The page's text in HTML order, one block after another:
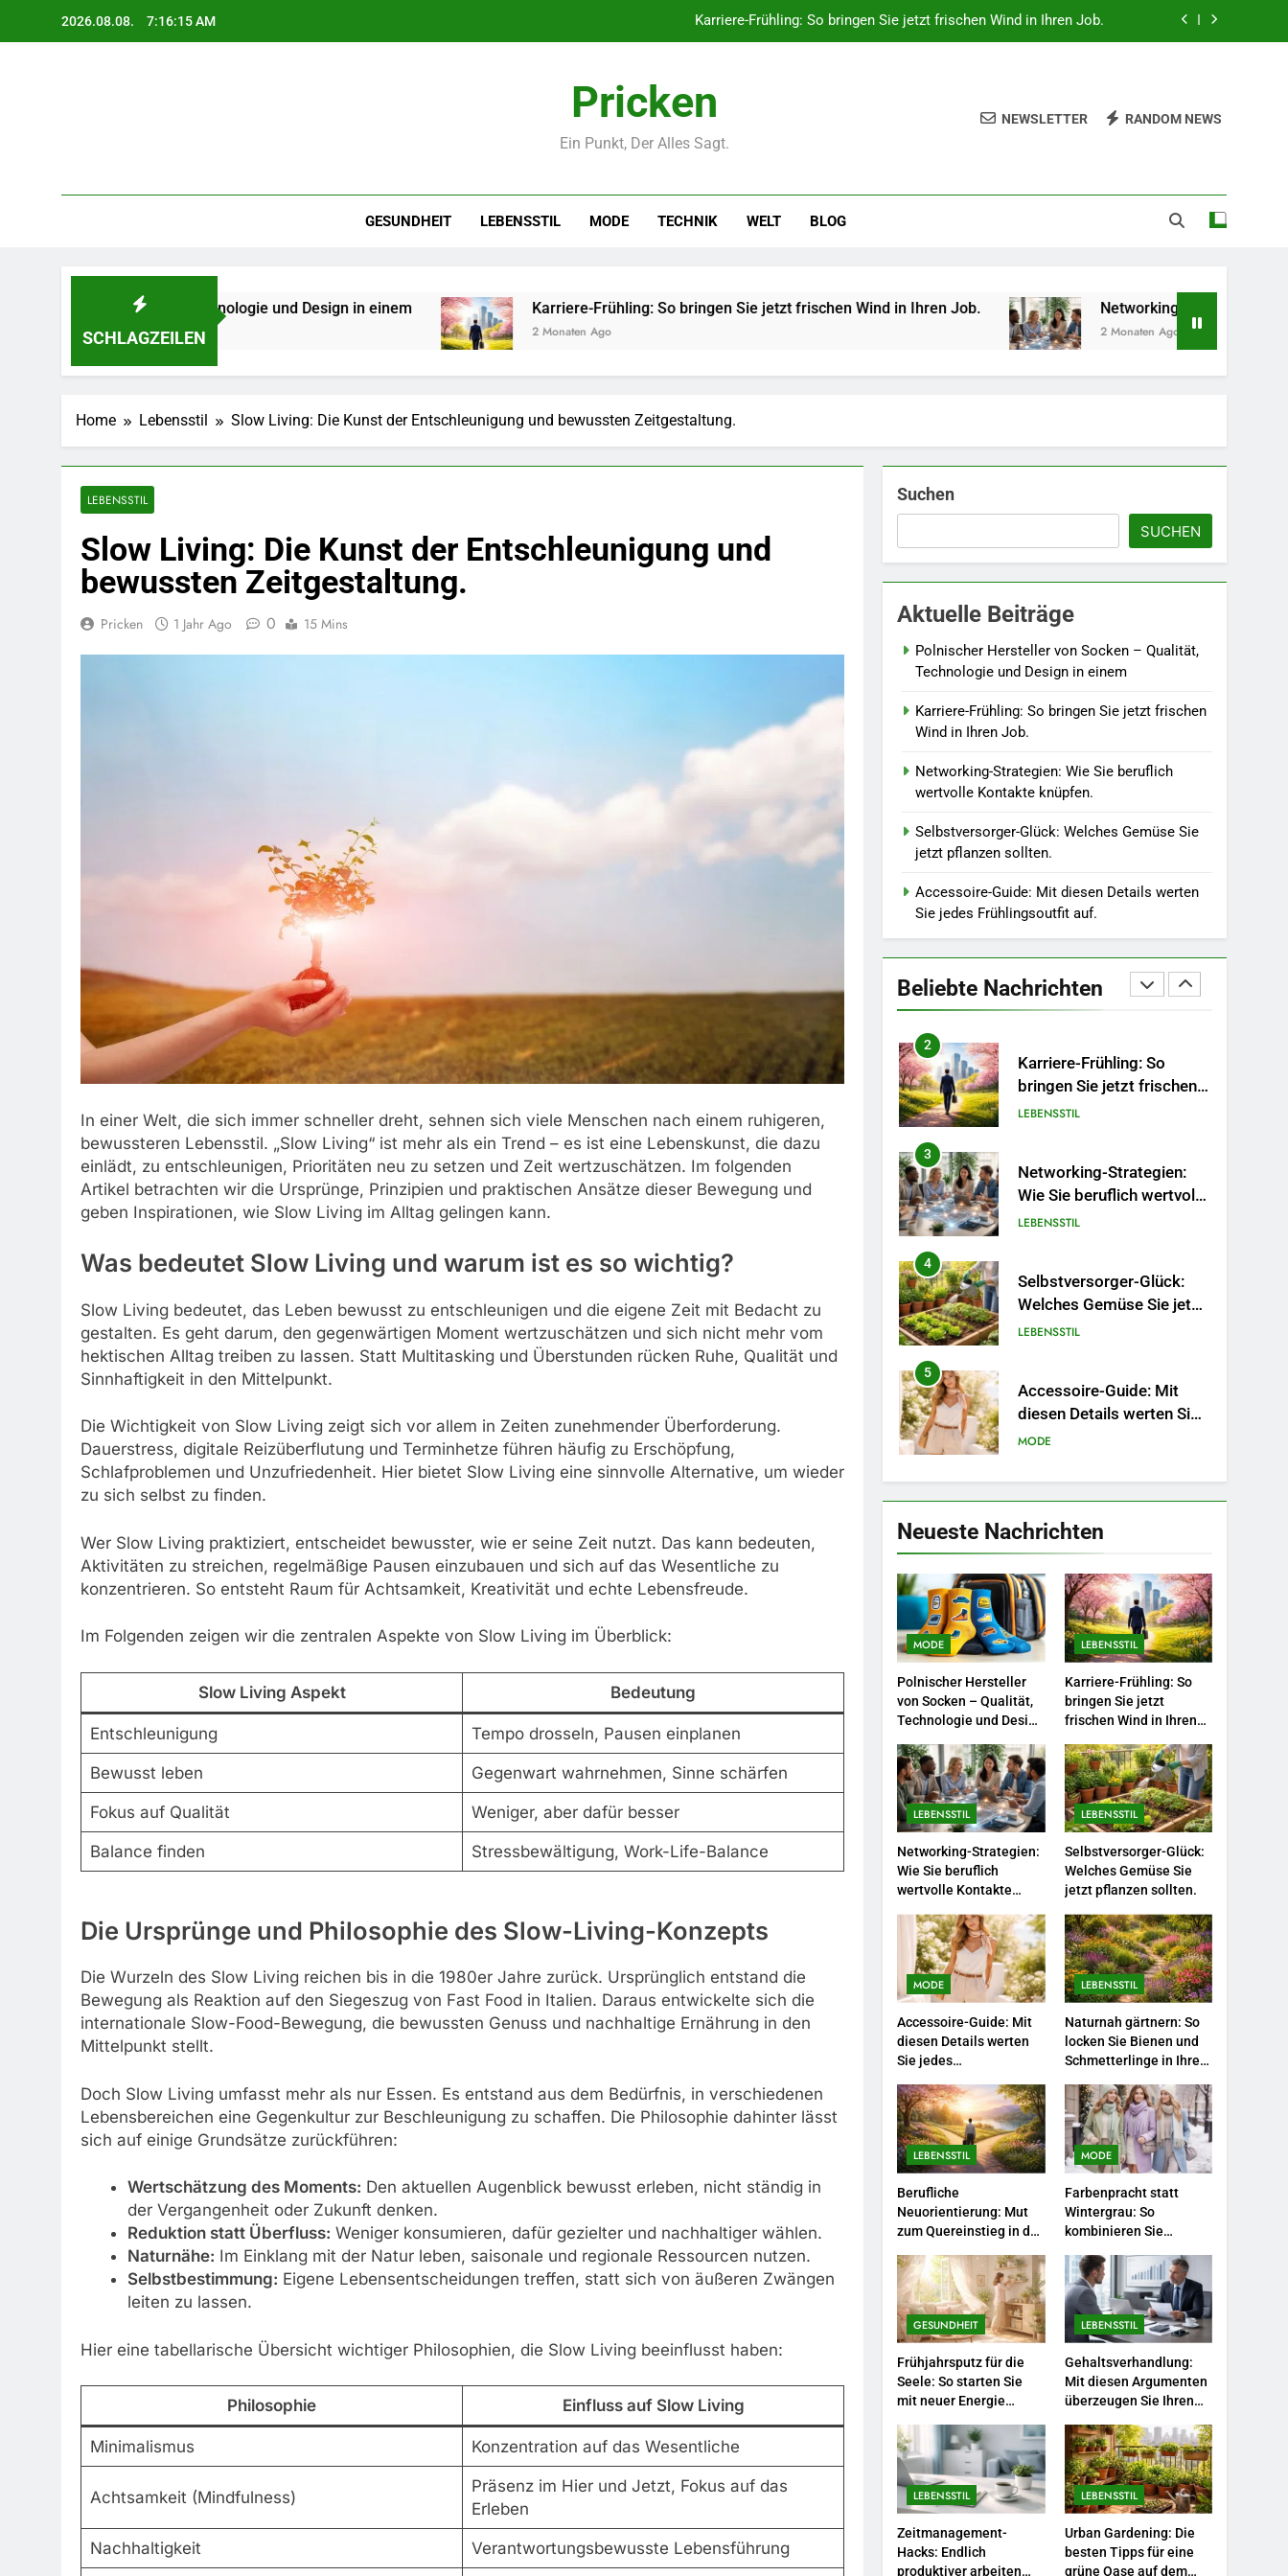
2026.08.08. 7:16:17 AM Karriere-Frühling: So bringen Sie jetzt frischen Wind in Ihren Job.
Selbstversorger-Glück: Welches Gemüse Sie jetzt pflanzen sollten.
Polnischer Hersteller von Socken – Qualität, Technologie und Design in einem
Networking-Strategien: Wie Sie beruflich wertvolle Kontakte knüpfen.
Pricken
Ein Punkt, Der Alles Sagt.
NEWSLETTER RANDOM NEWS
GESUNDHEIT LEBENSSTIL MODE TECHNIK WELT BLOG
SCHLAGZEILEN
Technologie und Design in einem Karriere-Frühling: So bringen Sie jetzt frischen Wind in Ihren Job.
2 Monaten Ago
Networking-Strategien: Wie Sie beruflich
2 Monaten Ago
Home Lebensstil Slow Living: Die Kunst der Entschleunigung und bewussten Zeitgestaltung.
LEBENSSTIL
Slow Living: Die Kunst der Entschleunigung und
bewussten Zeitgestaltung.
Pricken 1 Jahr Ago 0 15 Mins
In einer Welt, die sich immer schneller dreht, sehnen sich viele Menschen nach einem ruhigeren,
bewussteren Lebensstil. „Slow Living“ ist mehr als ein Trend – es ist eine Lebenskunst, die dazu
einlädt, zu entschleunigen, Prioritäten neu zu setzen und Zeit wertzuschätzen. Im folgenden
Artikel betrachten wir die Ursprünge, Prinzipien und praktischen Ansätze dieser Bewegung und
geben Inspirationen, wie Slow Living im Alltag gelingen kann.
Was bedeutet Slow Living und warum ist es so wichtig?
Slow Living bedeutet, das Leben bewusst zu entschleunigen und die eigene Zeit mit Bedacht zu
gestalten. Es geht darum, den gegenwärtigen Moment wertzuschätzen und sich nicht mehr vom
hektischen Alltag treiben zu lassen. Statt Multitasking und Überstunden rücken Ruhe, Qualität und
Sinnhaftigkeit in den Mittelpunkt.
Die Wichtigkeit von Slow Living zeigt sich vor allem in Zeiten zunehmender Überforderung.
Dauerstress, digitale Reizüberflutung und Terminhetze führen häufig zu Erschöpfung,
Schlafproblemen und Unzufriedenheit. Hier bietet Slow Living eine sinnvolle Alternative, um wieder
zu sich selbst zu finden.
Wer Slow Living praktiziert, entscheidet bewusster, wie er seine Zeit nutzt. Das kann bedeuten,
Aktivitäten zu streichen, regelmäßige Pausen einzubauen und sich auf das Wesentliche zu
konzentrieren. So entsteht Raum für Achtsamkeit, Kreativität und echte Lebensfreude.
Im Folgenden zeigen wir die zentralen Aspekte von Slow Living im Überblick:
Slow Living Aspekt Bedeutung
Entschleunigung Tempo drosseln, Pausen einplanen
Bewusst leben Gegenwart wahrnehmen, Sinne schärfen
Fokus auf Qualität Weniger, aber dafür besser
Balance finden Stressbewältigung, Work-Life-Balance
Die Ursprünge und Philosophie des Slow-Living-Konzepts
Die Wurzeln des Slow Living reichen bis in die 1980er Jahre zurück. Ursprünglich entstand die
Bewegung als Reaktion auf den Siegeszug von Fast Food in Italien. Daraus entwickelte sich die
internationale Slow-Food-Bewegung, die bewussten Genuss und nachhaltige Ernährung in den
Mittelpunkt stellt.
Doch Slow Living umfasst mehr als nur Essen. Es entstand aus dem Bedürfnis, in verschiedenen
Lebensbereichen eine Gegenkultur zur Beschleunigung zu schaffen. Die Philosophie dahinter lässt
sich auf einige Grundsätze zurückführen:
Wertschätzung des Moments: Den aktuellen Augenblick bewusst erleben, nicht ständig in
der Vergangenheit oder Zukunft denken.
Reduktion statt Überfluss: Weniger konsumieren, dafür gezielter und nachhaltiger wählen.
Naturnähe: Im Einklang mit der Natur leben, saisonale und regionale Ressourcen nutzen.
Selbstbestimmung: Eigene Lebensentscheidungen treffen, statt sich von äußeren Zwängen
leiten zu lassen.
Hier eine tabellarische Übersicht wichtiger Philosophien, die Slow Living beeinflusst haben:
Philosophie Einfluss auf Slow Living
Minimalismus Konzentration auf das Wesentliche
Achtsamkeit (Mindfulness)
Präsenz im Hier und Jetzt, Fokus auf das
Erleben
Nachhaltigkeit Verantwortungsbewusste Lebensführung
Suchen
SUCHEN
Aktuelle Beiträge
Polnischer Hersteller von Socken – Qualität,
Technologie und Design in einem
Karriere-Frühling: So bringen Sie jetzt frischen
Wind in Ihren Job.
Networking-Strategien: Wie Sie beruflich
wertvolle Kontakte knüpfen.
Selbstversorger-Glück: Welches Gemüse Sie
jetzt pflanzen sollten.
Accessoire-Guide: Mit diesen Details werten
Sie jedes Frühlingsoutfit auf.
Beliebte Nachrichten
5
Accessoire-Guide: Mit
diesen Details werten Sie
jedes Frühlingsoutfit auf.
MODE
6
Naturnah gärtnern: So
locken Sie Bienen und
Schmetterlinge in Ihren
LEBENSSTIL
7
Berufliche
Quereinstieg in der neuen
Saison.
LEBENSSTIL
8
Farbenpracht statt
kombinieren Sie
Pastelltöne in diesem
Jahr.
MODE
1
Polnischer Hersteller von
Socken – Qualität,
Technologie und Design in
2
Karriere-Frühling: So
bringen Sie jetzt frischen
Wind in Ihren Job.
LEBENSSTIL
3
Networking-Strategien:
Wie Sie beruflich wertvolle
Kontakte knüpfen.
LEBENSSTIL
4
Selbstversorger-Glück:
Welches Gemüse Sie jetzt
pflanzen sollten.
LEBENSSTIL
5
Accessoire-Guide: Mit
diesen Details werten Sie
jedes Frühlingsoutfit auf.
MODE
6
Naturnah gärtnern: So
locken Sie Bienen und
LEBENSSTIL
7
Berufliche
Neuorientierung: Mut zum
Quereinstieg in der neuen
Saison.
LEBENSSTIL
8
Farbenpracht statt
Wintergrau: So
kombinieren Sie
Pastelltöne in diesem
Jahr.
MODE
1
Polnischer Hersteller von
Socken – Qualität,
Technologie und Design in
einem
2
Karriere-Frühling: So
bringen Sie jetzt frischen
Wind in Ihren Job.
LEBENSSTIL
3
Networking-Strategien:
Wie Sie beruflich wertvolle
Kontakte knüpfen.
LEBENSSTIL
4
Selbstversorger-Glück:
Welches Gemüse Sie jetzt
pflanzen sollten.
LEBENSSTIL
Accessoire-Guide: Mit
diesen Details werten Sie
jedes Frühlingsoutfit auf.
MODE
6
Naturnah gärtnern: So
locken Sie Bienen und
Garten.
LEBENSSTIL
7
Berufliche
Neuorientierung: Mut zum
Quereinstieg in der neuen
Saison.
LEBENSSTIL
Neueste Nachrichten
MODE
Polnischer Hersteller
von Socken – Qualität,
Technologie und Design
LEBENSSTIL
Karriere-Frühling: So
bringen Sie jetzt
frischen Wind in Ihren
LEBENSSTIL
Networking-Strategien:
Wie Sie beruflich
wertvolle Kontakte
LEBENSSTIL
Selbstversorger-Glück:
Welches Gemüse Sie
jetzt pflanzen sollten.
MODE
Accessoire-Guide: Mit
diesen Details werten
Sie jedes
LEBENSSTIL
Naturnah gärtnern: So
locken Sie Bienen und
Schmetterlinge in Ihren
LEBENSSTIL
Berufliche
Neuorientierung: Mut
zum Quereinstieg in der
MODE
Farbenpracht statt
Wintergrau: So
kombinieren Sie
Jahr.
GESUNDHEIT
Frühjahrsputz für die
Seele: So starten Sie
mit neuer Energie
LEBENSSTIL
Gehaltsverhandlung:
Mit diesen Argumenten
überzeugen Sie Ihren
LEBENSSTIL
Zeitmanagement-
Hacks: Endlich
produktiver arbeiten
LEBENSSTIL
Urban Gardening: Die
besten Tipps für eine
grüne Oase auf dem